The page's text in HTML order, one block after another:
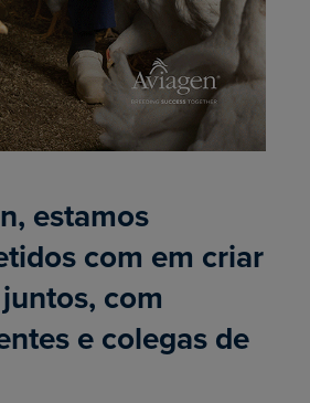
estamos
com em criar
com
e colegas de